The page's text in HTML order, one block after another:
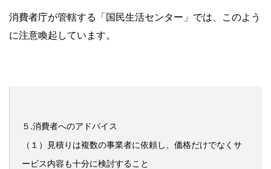
消費者庁が管轄する「国民生活センター」では、このよう
に注意喚起しています。
５.消費者へのアドバイス
（１）見積りは複数の事業者に依頼し、価格だけでなくサ
ービス内容も十分に検討すること